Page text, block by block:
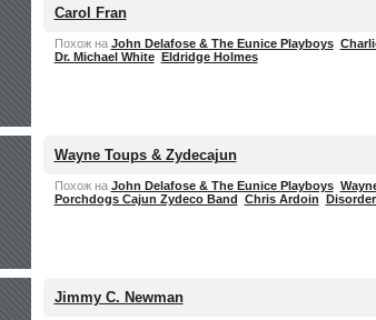
Carol Fran
Похож на John Delafose & The Eunice Playboys
Dr. Michael White Eldridge Holmes
Wayne Toups & Zydecajun
Похож на John Delafose & The Eunice Playboys
Porchdogs Cajun Zydeco Band Chris Ardoin
Jimmy C. Newman